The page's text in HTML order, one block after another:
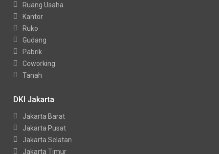
Ruang Usaha
Kantor
Ruko
Gudang
Pabrik
Coworking
Tanah
DKI Jakarta
Jakarta Barat
Jakarta Pusat
Jakarta Selatan
Jakarta Timur